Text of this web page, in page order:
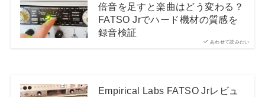
あわせて読みたい
倍音を足すと楽曲はどう変わる？
FATSO Jrでハード機材の質感を
録音検証
Empirical Labs FATSO Jrレビュ